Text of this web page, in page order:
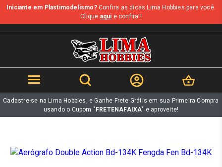
b
Iniciante em Plastimodelismo?Confira as dicas Lima Hobbies para você.
Clique aqui e confira!!
Cadastre-se na Lima Hobbies, e Ganhe Frete Grátis em sua Primeira Compra
usando o Cupom "FRETENAFAIXA" e aproveite!